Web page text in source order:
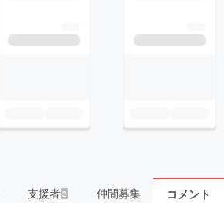
支援者 2 仲間募集 コメント